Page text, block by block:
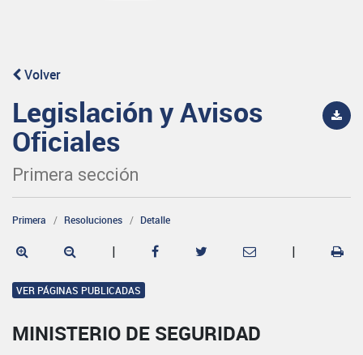
Volver
Legislación y Avisos
Oficiales
Primera sección
Primera Resoluciones Detalle
| |
VER PÁGINAS PUBLICADAS
MINISTERIO DE SEGURIDAD